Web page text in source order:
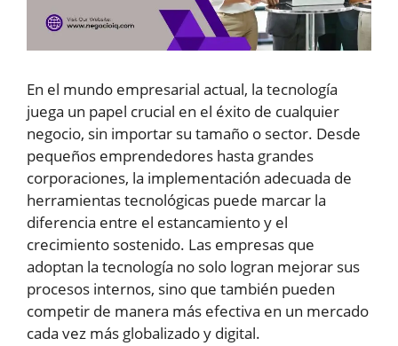
En el mundo empresarial actual, la tecnología
juega un papel crucial en el éxito de cualquier
negocio, sin importar su tamaño o sector. Desde
pequeños emprendedores hasta grandes
corporaciones, la implementación adecuada de
herramientas tecnológicas puede marcar la
diferencia entre el estancamiento y el
crecimiento sostenido. Las empresas que
adoptan la tecnología no solo logran mejorar sus
procesos internos, sino que también pueden
competir de manera más efectiva en un mercado
cada vez más globalizado y digital.